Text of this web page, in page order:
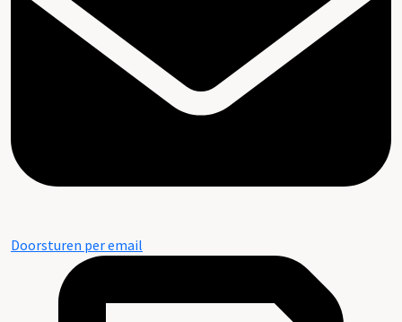
Doorsturen per email